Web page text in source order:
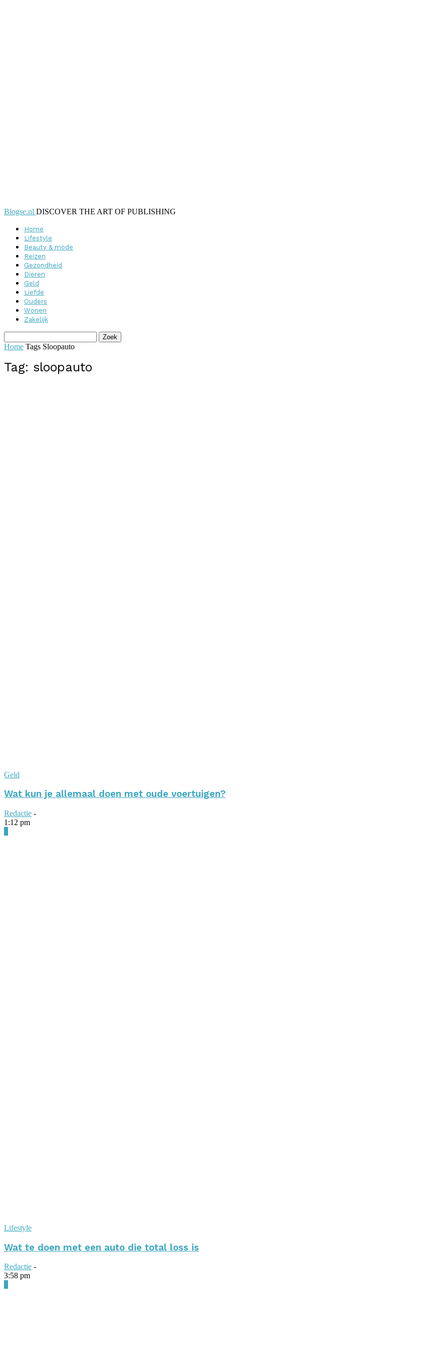
Blogse.nl DISCOVER THE ART OF PUBLISHING
Home
Lifestyle
Beauty & mode
Reizen
Gezondheid
Dieren
Geld
Liefde
Ouders
Wonen
Zakelijk
Home Tags Sloopauto
Tag: sloopauto
Geld
Wat kun je allemaal doen met oude voertuigen?
Redactie -
1:12 pm
Lifestyle
Wat te doen met een auto die total loss is
Redactie -
3:58 pm